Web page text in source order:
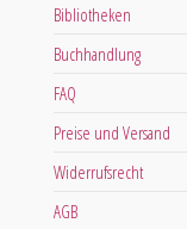
Bibliotheken
Buchhandlung
FAQ
Preise und Versand
Widerrufsrecht
AGB